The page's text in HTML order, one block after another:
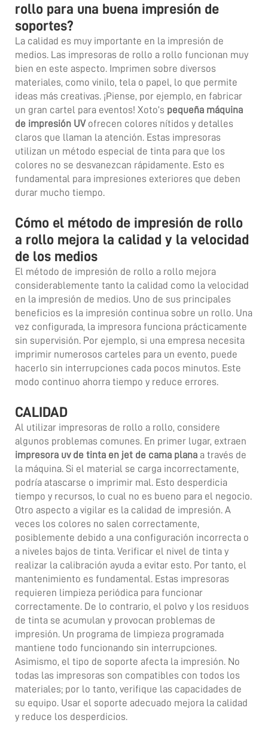
rollo para una buena impresión de
soportes?
La calidad es muy importante en la impresión de
medios. Las impresoras de rollo a rollo funcionan muy
bien en este aspecto. Imprimen sobre diversos
materiales, como vinilo, tela o papel, lo que permite
ideas más creativas. ¡Piense, por ejemplo, en fabricar
un gran cartel para eventos! Xoto’s pequeña máquina
de impresión UV ofrecen colores nítidos y detalles
claros que llaman la atención. Estas impresoras
utilizan un método especial de tinta para que los
colores no se desvanezcan rápidamente. Esto es
fundamental para impresiones exteriores que deben
durar mucho tiempo.
Cómo el método de impresión de rollo
a rollo mejora la calidad y la velocidad
de los medios
El método de impresión de rollo a rollo mejora
considerablemente tanto la calidad como la velocidad
en la impresión de medios. Uno de sus principales
beneficios es la impresión continua sobre un rollo. Una
vez configurada, la impresora funciona prácticamente
sin supervisión. Por ejemplo, si una empresa necesita
imprimir numerosos carteles para un evento, puede
hacerlo sin interrupciones cada pocos minutos. Este
modo continuo ahorra tiempo y reduce errores.
CALIDAD
Al utilizar impresoras de rollo a rollo, considere
algunos problemas comunes. En primer lugar, extraen
impresora uv de tinta en jet de cama plana a través de
la máquina. Si el material se carga incorrectamente,
podría atascarse o imprimir mal. Esto desperdicia
tiempo y recursos, lo cual no es bueno para el negocio.
Otro aspecto a vigilar es la calidad de impresión. A
veces los colores no salen correctamente,
posiblemente debido a una configuración incorrecta o
a niveles bajos de tinta. Verificar el nivel de tinta y
realizar la calibración ayuda a evitar esto. Por tanto, el
mantenimiento es fundamental. Estas impresoras
requieren limpieza periódica para funcionar
correctamente. De lo contrario, el polvo y los residuos
de tinta se acumulan y provocan problemas de
impresión. Un programa de limpieza programada
mantiene todo funcionando sin interrupciones.
Asimismo, el tipo de soporte afecta la impresión. No
todas las impresoras son compatibles con todos los
materiales; por lo tanto, verifique las capacidades de
su equipo. Usar el soporte adecuado mejora la calidad
y reduce los desperdicios.